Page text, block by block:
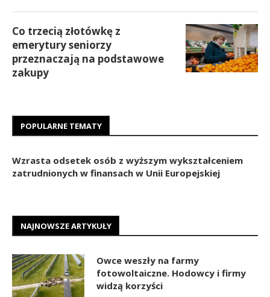
Co trzecią złotówkę z
emerytury seniorzy
przeznaczają na podstawowe
zakupy
POPULARNE TEMATY
Wzrasta odsetek osób z wyższym wykształceniem
zatrudnionych w finansach w Unii Europejskiej
NAJNOWSZE ARTYKUŁY
Owce weszły na farmy
fotowoltaiczne. Hodowcy i firmy
widzą korzyści